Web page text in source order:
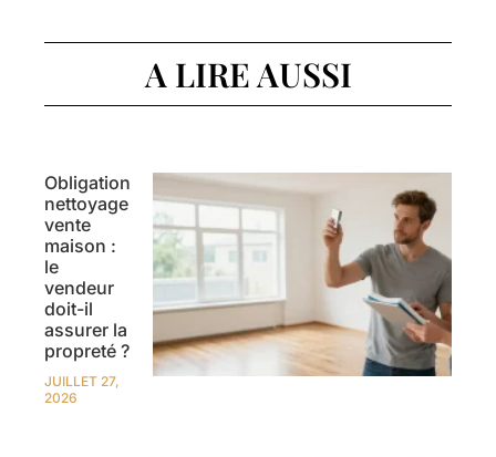
A LIRE AUSSI
Obligation
nettoyage
vente
maison :
le
vendeur
doit-il
assurer la
propreté ?
JUILLET 27,
2026